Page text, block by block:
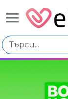
Избери по
Количество
Наличен